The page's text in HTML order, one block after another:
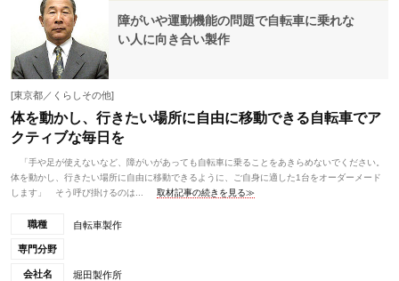
障がいや運動機能の問題で自転車に乗れな
い人に向き合い製作
[東京都／くらしその他]
体を動かし、行きたい場所に自由に移動できる自転車でア
クティブな毎日を
「手や足が使えないなど、障がいがあっても自転車に乗ることをあきらめないでください。
体を動かし、行きたい場所に自由に移動できるように、ご自身に適した1台をオーダーメード
します」 そう呼び掛けるのは...
取材記事の続きを見る≫
職種 自転車製作
専門分野
会社名 堀田製作所